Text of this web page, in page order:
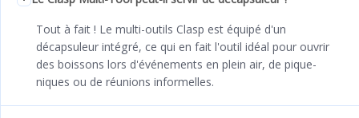
Tout à fait ! Le multi-outils Clasp est équipé d'un
décapsuleur intégré, ce qui en fait l'outil idéal pour ouvrir
des boissons lors d'événements en plein air, de pique-
niques ou de réunions informelles.